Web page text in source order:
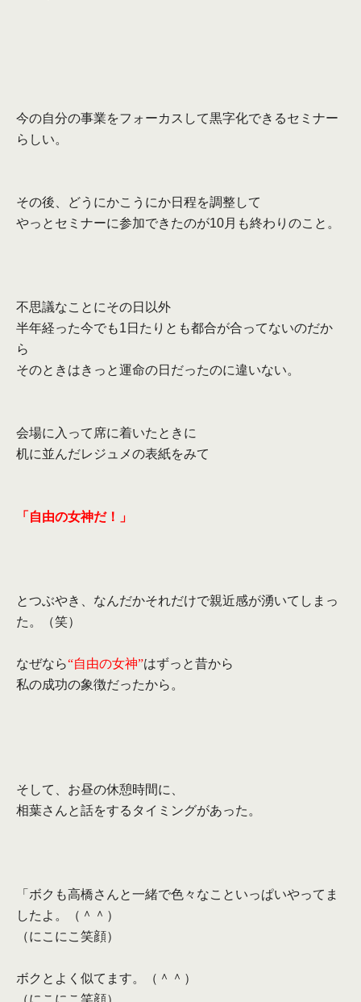
今の自分の事業をフォーカスして黒字化できるセミナー
らしい。
その後、どうにかこうにか日程を調整して
やっとセミナーに参加できたのが10月も終わりのこと。
不思議なことにその日以外
半年経った今でも1 日たりとも都合が合ってないのだか
ら
そのときはきっと運命の日だったのに違いない。
会場に入って席に着いたときに
机に並んだレジュメの表紙をみて
「自由の女神だ！」
とつぶやき、なんだかそれだけで親近感が湧いてしまっ
た。（笑）
なぜなら“自由の女神”はずっと昔から
私の成功の象徴だったから。
そして、お昼の休憩時間に、
相葉さんと話をするタイミングがあった。
「ボクも高橋さんと一緒で色々なこといっぱいやってま
したよ。（ ＾＾）
（にこにこ笑顔）
ボクとよく似てます。（＾＾）
（にこにこ笑顔）